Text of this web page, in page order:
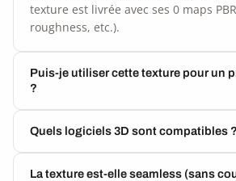
texture est livrée avec ses 0 maps
roughness, etc.).
Puis-je utiliser cette texture pour un
?
Quels logiciels 3D sont compatibles ?
La texture est-elle seamless (sans